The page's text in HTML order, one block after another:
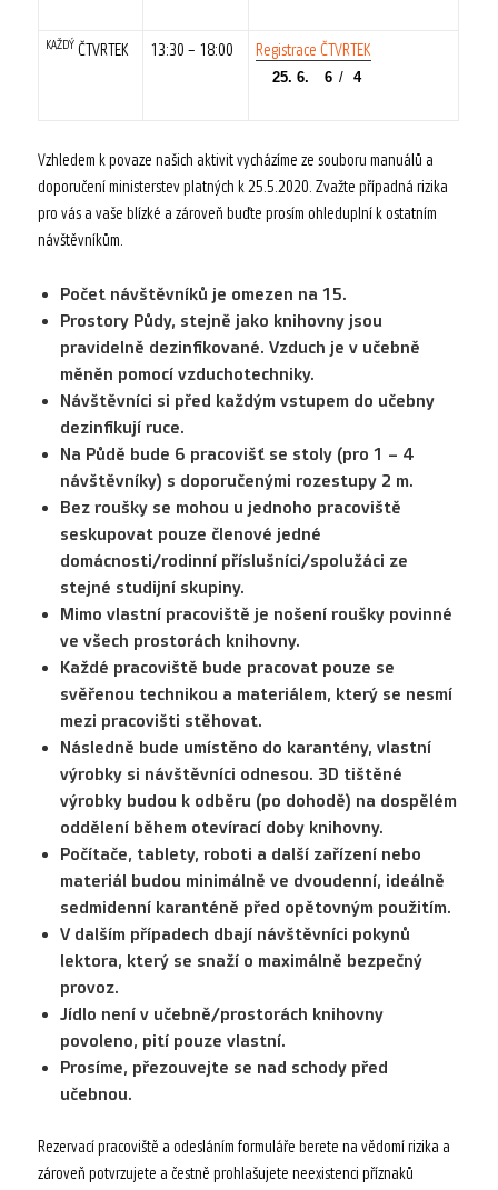
KAŽDÝ ČTVRTEK 13:30 – 18:00 Registrace ČTVRTEK
Vzhledem k povaze našich aktivit vycházíme ze souboru manuálů a
doporučení ministerstev platných k 25.5.2020. Zvažte případná rizika
pro vás a vaše blízké a zároveň buďte prosím ohleduplní k ostatním
návštěvníkům.
Počet návštěvníků je omezen na 15.
Prostory Půdy, stejně jako knihovny jsou
pravidelně dezinfikované. Vzduch je v učebně
měněn pomocí vzduchotechniky.
Návštěvníci si před každým vstupem do učebny
dezinfikují ruce.
Na Půdě bude 6 pracovišť se stoly (pro 1 – 4
návštěvníky) s doporučenými rozestupy 2 m.
Bez roušky se mohou u jednoho pracoviště
seskupovat pouze členové jedné
domácnosti/rodinní příslušníci/spolužáci ze
stejné studijní skupiny.
Mimo vlastní pracoviště je nošení roušky povinné
ve všech prostorách knihovny.
Každé pracoviště bude pracovat pouze se
svěřenou technikou a materiálem, který se nesmí
mezi pracovišti stěhovat.
Následně bude umístěno do karantény, vlastní
výrobky si návštěvníci odnesou. 3D tištěné
výrobky budou k odběru (po dohodě) na dospělém
oddělení během otevírací doby knihovny.
Počítače, tablety, roboti a další zařízení nebo
materiál budou minimálně ve dvoudenní, ideálně
sedmidenní karanténě před opětovným použitím.
V dalším případech dbají návštěvníci pokynů
lektora, který se snaží o maximálně bezpečný
provoz.
Jídlo není v učebně/prostorách knihovny
povoleno, pití pouze vlastní.
Prosíme, přezouvejte se nad schody před
učebnou.
Rezervací pracoviště a odesláním formuláře berete na vědomí rizika a
zároveň potvrzujete a čestně prohlašujete neexistenci příznaků